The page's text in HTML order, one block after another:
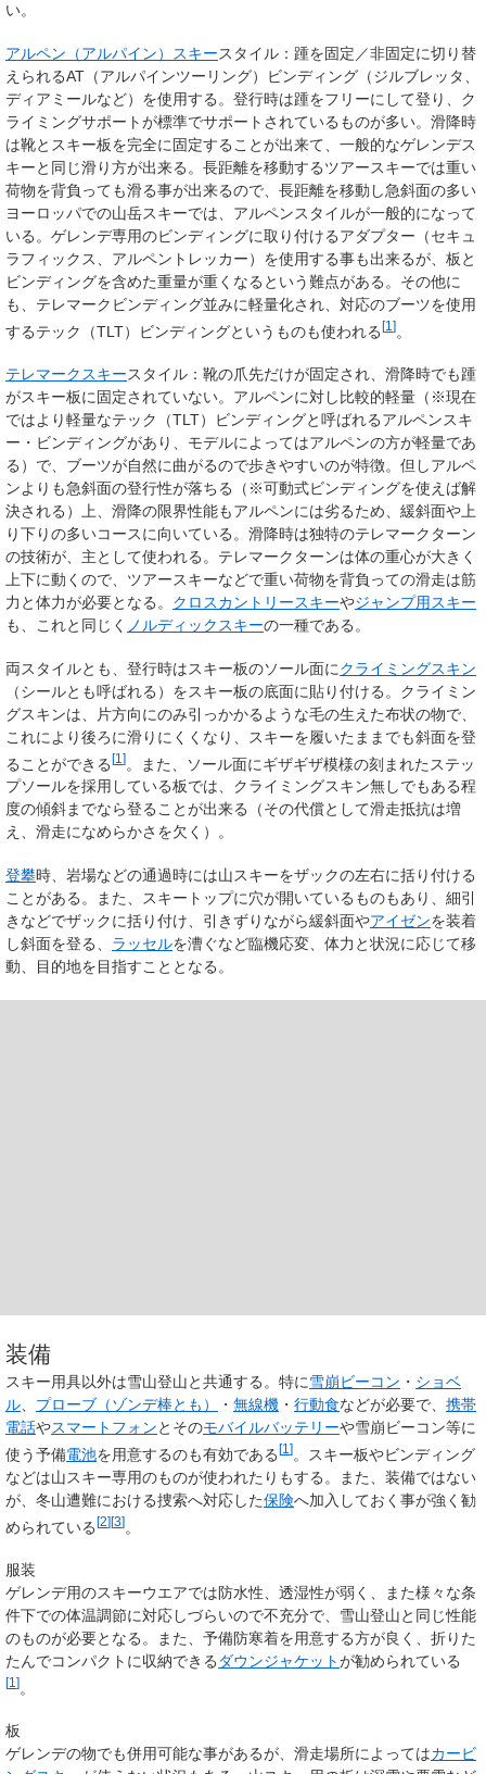
い。
アルペン（アルパイン）スキースタイル：踵を固定／非固定に切り替
えられるAT（アルパインツーリング）ビンディング （ジルブレッタ、
ディアミールなど）を使用する。登行時は踵をフリーにして登り、ク
ライミングサポートが標準でサポートされているものが多い。滑降時
は靴とスキー板を完全に固定することが出来て、一般的なゲレンデス
キーと同じ滑り方が出来る。長距離を移動するツアースキーでは重い
荷物を背負っても滑る事が出来るので、長距離を移動し急斜面の多い
ヨーロッパでの山岳スキーでは、アルペンスタイルが一般的になって
いる。ゲレンデ専用のビンディングに取り付けるアダプター（セキュ
ラフィックス、アルペントレッカー）を使用する事も出来るが、板と
ビンディングを含めた重量が重くなるという難点がある。その他に
も、テレマークビンディング並みに軽量化され、対応のブーツを使用
するテック（TLT）ビンディングというものも使われる[1 ]。
テレマークスキースタイル：靴の爪先だけが固定され、滑降時でも踵
がスキー板に固定されていない。アルペンに対し比較的軽量（※現在
ではより軽量なテック（TLT）ビンディングと呼ばれるアルペンスキ
ー・ビンディングがあり、モデルによってはアルペンの方が軽量であ
る）で、ブーツが自然に曲がるので歩きやすいのが特徴。但しアルペ
ンよりも急斜面の登行性が落ちる（※可動式ビンディングを使えば解
決される）上、滑降の限界性能もアルペンには劣るため、緩斜面や上
り下りの多いコースに向いている。滑降時は独特のテレマークターン
の技術が、主として使われる。テレマークターンは体の重心が大きく
上下に動くので、ツアースキーなどで重い荷物を背負っての滑走は筋
力と体力が必要となる。 クロスカントリースキーやジャンプ用スキー
も、これと同じく ノルディックスキーの一種である。
両スタイルとも、登行時はスキー板のソール面にクライミングスキン
（シールとも呼ばれる）をスキー板の底面に貼り付ける。クライミン
グスキンは、片方向にのみ引っかかるような毛の生えた布状の物で、
これにより後ろに滑りにくくなり、スキーを履いたままでも斜面を登
ることができる[1 ]。また、ソール面にギザギザ模様の刻まれたステッ
プソールを採用している板では、クライミングスキン無しでもある程
度の傾斜までなら登ることが出来る（その代償として滑走抵抗は増
え、滑走になめらかさを欠く）。
登攀時、岩場などの通過時には山スキーをザックの左右に括り付ける
ことがある。また、スキートップに穴が開いているものもあり、細引
きなどでザックに括り付け、引きずりながら緩斜面やアイゼンを装着
し斜面を登る、 ラッセルを漕ぐなど臨機応変、体力と状況に応じて移
動、目的地を目指すこととなる。
装備
スキー用具以外は雪山登山と共通する。特に雪崩ビーコン ・ ショベ
ル
プローブ（ゾンデ棒とも） ・ 無線機 ・ 行動食などが必要で、 携帯
電話やスマートフォンとそのモバイルバッテリーや雪崩ビーコン等に
使う予備電池を用意するのも有効である[1 ]。スキー板やビンディング
などは山スキー専用のものが使われたりもする。また、装備ではない
が、冬山遭難における捜索へ対応した保険へ加入しておく事が強く勧
められている[2][3]。
服装
ゲレンデ用のスキーウエアでは防水性、透湿性が弱く、また様々な条
件下での体温調節に対応しづらいので不充分で、雪山登山と同じ性能
のものが必要となる。また、予備防寒着を用意する方が良く、折りた
たんでコンパクトに収納できる ダウンジャケットが勧められている
[1 ]。
板
ゲレンデの物でも併用可能な事があるが、滑走場所によってはカービ